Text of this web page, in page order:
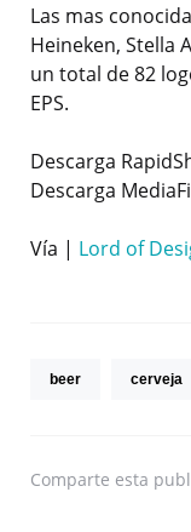
Las mas
Heineken, Stella
un total de 82
EPS.
Descarga
Descarga
Vía | Lord of
beer cerveja
Comparte esta